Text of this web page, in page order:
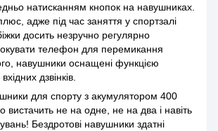
натисканням кнопок на навушниках.
адже під час заняття у спортзалі
досить незручно регулярно
телефон для перемикання
навушники оснащені функцією
дзвінків.
для спорту з акумулятором 400
вистачить не на одне, не на два і навіть
Бездротові навушники здатні